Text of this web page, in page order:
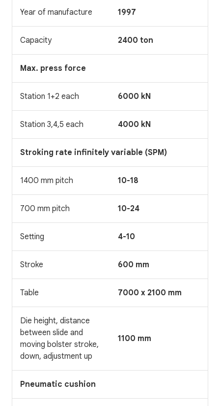
Year of manufacture 1997
Capacity 2400 ton
Max. press force
Station 1+2 each 6000 kN
Station 3,4,5 each 4000 kN
Stroking rate infinitely variable (SPM)
1400 mm pitch 10-18
700 mm pitch 10-24
Setting 4-10
Stroke 600 mm
Table 7000 x 2100 mm
Die height, distance
between slide and
moving bolster stroke,
down, adjustment up
1100 mm
Pneumatic cushion